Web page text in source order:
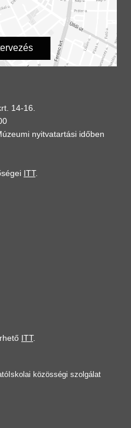
14-16.
nyitvatartási időben
ITT.
ITT.
Iskolai közösségi szolgálat